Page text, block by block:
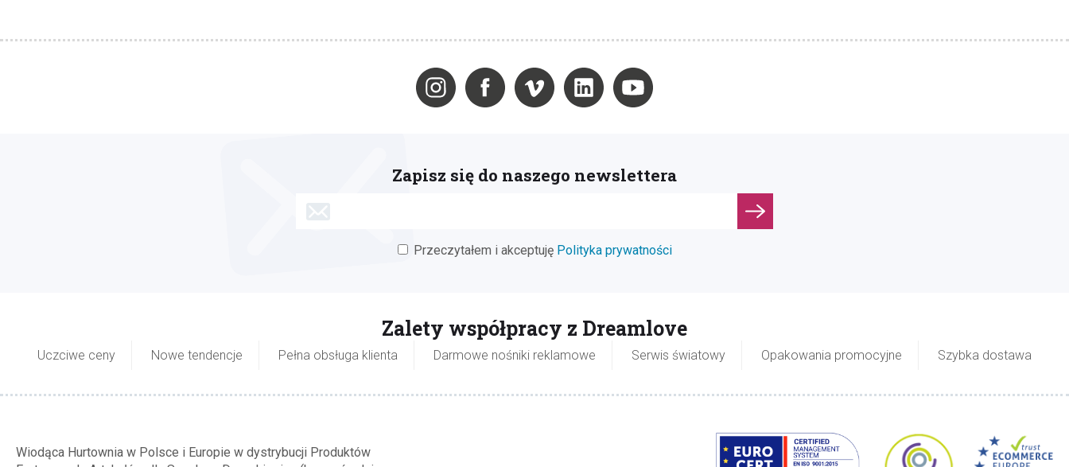
Zapisz się do naszego newslettera
Przeczytałem i akceptuję Polityka prywatności
Zalety współpracy z Dreamlove
Uczciwe ceny Nowe tendencje Pełna obsługa klienta Darmowe nośniki reklamowe Serwis światowy Opakowania promocyjne Szybka dostawa
Wiodąca Hurtownia w Polsce i Europie w dystrybucji Produktów